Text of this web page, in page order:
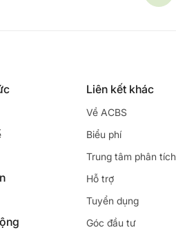
Liên kết khác
Về ACBS
Biểu phí
Trung tâm phân tích
Hỗ trợ
Tuyển dụng
Góc đầu tư